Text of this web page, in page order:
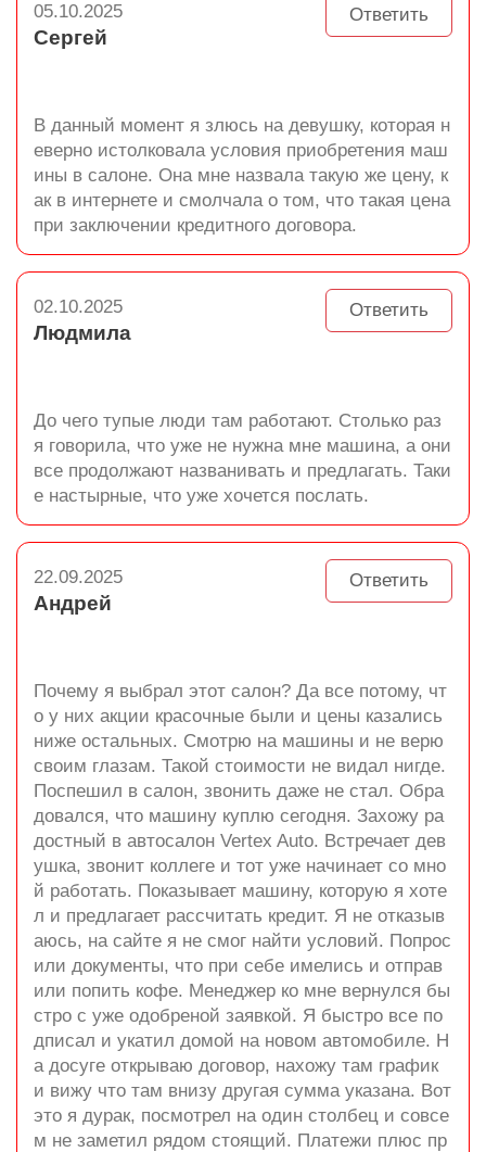
Ответить
05.10.2025
Сергей
В данный момент я злюсь на девушку, которая н
еверно истолковала условия приобретения маш
ины в салоне. Она мне назвала такую же цену, к
ак в интернете и смолчала о том, что такая цена
при заключении кредитного договора.
Ответить
02.10.2025
Людмила
До чего тупые люди там работают. Столько раз
я говорила, что уже не нужна мне машина, а они
все продолжают названивать и предлагать. Таки
е настырные, что уже хочется послать.
Ответить
22.09.2025
Андрей
Почему я выбрал этот салон? Да все потому, чт
о у них акции красочные были и цены казались
ниже остальных. Смотрю на машины и не верю
своим глазам. Такой стоимости не видал нигде.
Поспешил в салон, звонить даже не стал. Обра
довался, что машину куплю сегодня. Захожу ра
достный в автосалон Vertex Auto. Встречает дев
ушка, звонит коллеге и тот уже начинает со мно
й работать. Показывает машину, которую я хоте
л и предлагает рассчитать кредит. Я не отказыв
аюсь, на сайте я не смог найти условий. Попрос
или документы, что при себе имелись и отправ
или попить кофе. Менеджер ко мне вернулся бы
стро с уже одобреной заявкой. Я быстро все по
дписал и укатил домой на новом автомобиле. Н
а досуге открываю договор, нахожу там график
и вижу что там внизу другая сумма указана. Вот
это я дурак, посмотрел на один столбец и совсе
м не заметил рядом стоящий. Платежи плюс пр